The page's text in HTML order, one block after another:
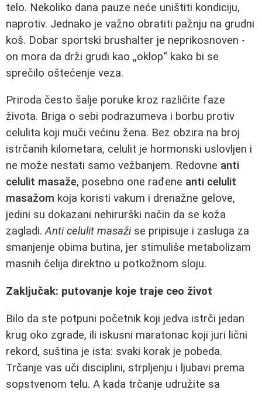
telo. Nekoliko dana pauze neće uništiti kondiciju,
naprotiv. Jednako je važno obratiti pažnju na grudni
koš. Dobar sportski brushalter je neprikosnoven -
on mora da drži grudi kao „oklop“ kako bi se
sprečilo oštećenje veza.
Priroda često šalje poruke kroz različite faze
života. Briga o sebi podrazumeva i borbu protiv
celulita koji muči većinu žena. Bez obzira na broj
istrčanih kilometara, celulit je hormonski uslovljen i
ne može nestati samo vežbanjem. Redovne anti
celulit masaže, posebno one rađene anti celulit
masažom koja koristi vakum i drenažne gelove,
jedini su dokazani nehirurški način da se koža
zagladi.Anti celulit masažise pripisuje i zasluga za
smanjenje obima butina, jer stimuliše metabolizam
masnih ćelija direktno u potkožnom sloju.
Zaključak: putovanje koje traje ceo život
Bilo da ste potpuni početnik koji jedva istrči jedan
krug oko zgrade, ili iskusni maratonac koji juri lični
rekord, suština je ista: svaki korak je pobeda.
Trčanje vas uči disciplini, strpljenju i ljubavi prema
sopstvenom telu. A kada trčanje udružite sa